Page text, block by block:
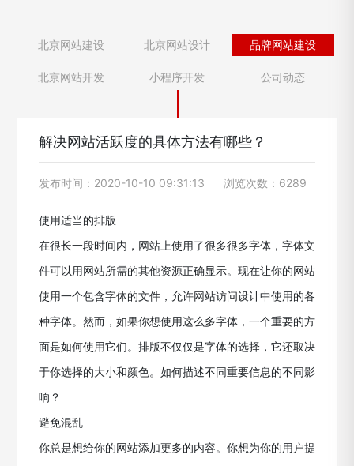
北京网站建设 北京网站设计 品牌网站建设
北京网站开发 小程序开发 公司动态
解决网站活跃度的具体方法有哪些？
发布时间：2020-10-10 09:31:13 浏览次数：6289
使用适当的排版
在很长一段时间内，网站上使用了很多很多字体，字体文
件可以用网站所需的其他资源正确显示。现在让你的网站
使用一个包含字体的文件，允许网站访问设计中使用的各
种字体。然而，如果你想使用这么多字体，一个重要的方
面是如何使用它们。排版不仅仅是字体的选择，它还取决
于你选择的大小和颜色。如何描述不同重要信息的不同影
响？
避免混乱
你总是想给你的网站添加更多的内容。你想为你的用户提